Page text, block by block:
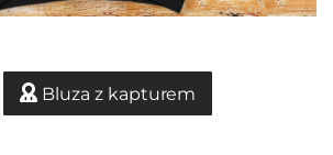
Bluza z kapturem